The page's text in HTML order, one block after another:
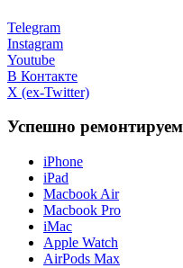
Telegram
Instagram
Youtube
В Контакте
X (ex-Twitter)
Успешно ремонтируем
iPhone
iPad
Macbook Air
Macbook Pro
iMac
Apple Watch
AirPods Max